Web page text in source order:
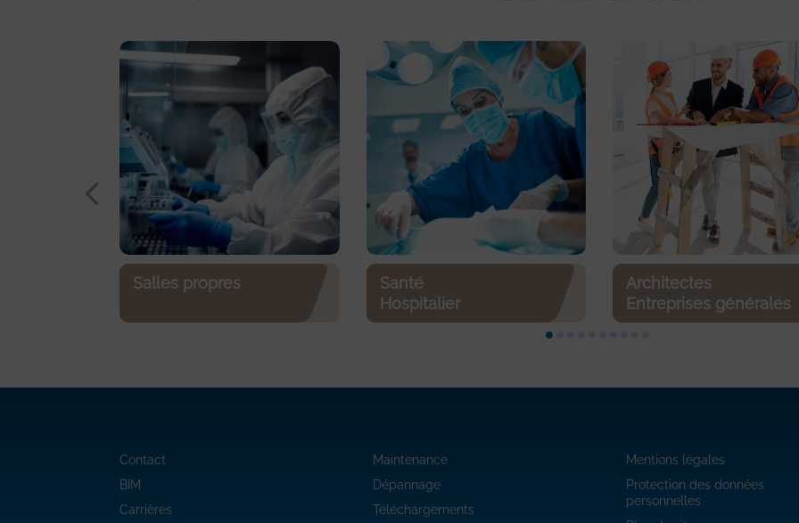
Salles propres
Santé
Hospitalier
Architectes
Entreprises générales
Contact
BIM
Carrières
Maintenance
Dépannage
Téléchargements
Mentions légales
Protection des données
personnelles